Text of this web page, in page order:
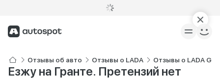
Отзывы об авто Отзывы о LADA Отзывы о LADA
Езжу на Гранте. Претензий нет